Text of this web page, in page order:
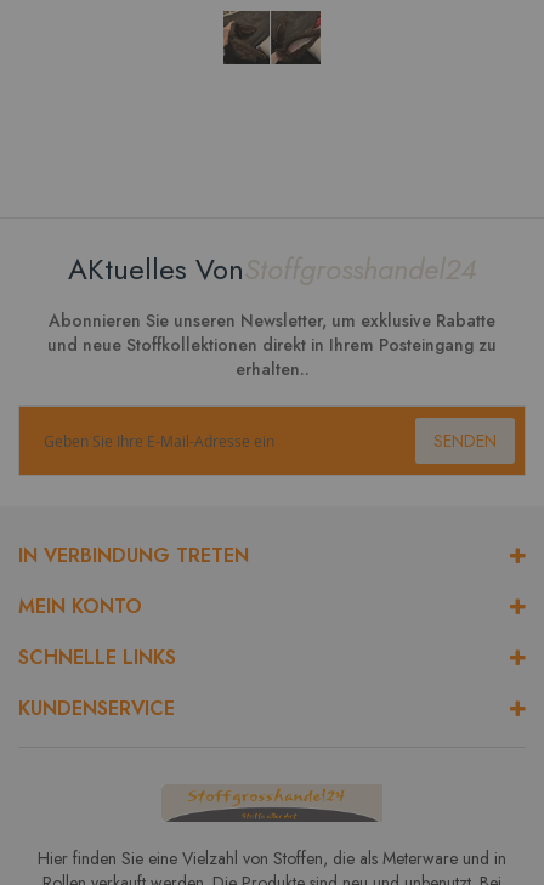
AKtuelles VonStoffgrosshandel24
Abonnieren Sie unseren Newsletter, um exklusive Rabatte
und neue Stoffkollektionen direkt in Ihrem Posteingang zu
erhalten..
SENDEN
IN VERBINDUNG TRETEN
MEIN KONTO
SCHNELLE LINKS
KUNDENSERVICE
Hier finden Sie eine Vielzahl von Stoffen, die als Meterware und in